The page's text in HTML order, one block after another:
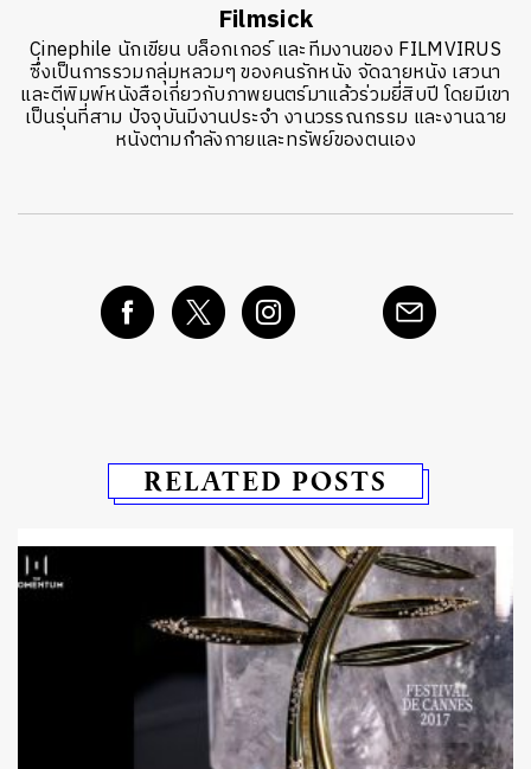
Filmsick
Cinephile นักเขียน บล็อกเกอร์ และทีมงานของ FILMVIRUS
ซึ่งเป็นการรวมกลุ่มหลวมๆ ของคนรักหนัง จัดฉายหนัง เสวนา
และตีพิมพ์หนังสือเกี่ยวกับภาพยนตร์มาแล้วร่วมยี่สิบปี โดยมีเขา
เป็นรุ่นที่สาม ปัจจุบันมีงานประจำ งานวรรณกรรม และงานฉาย
หนังตามกำลังกายและทรัพย์ของตนเอง
RELATED POSTS